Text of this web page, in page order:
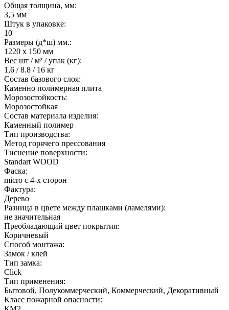
Общая толщина, мм:
3,5 мм
Штук в упаковке:
10
Размеры (д*ш) мм.:
1220 х 150 мм
Вес шт / м² / упак (кг):
1,6 / 8.8 / 16 кг
Состав базового слоя:
Каменно полимерная плита
Морозостойкость:
Морозостойкая
Состав материала изделия:
Каменный полимер
Тип производства:
Метод горячего прессования
Тиснение поверхности:
Standart WOOD
Фаска:
micro с 4-х сторон
Фактура:
Дерево
Разница в цвете между плашками (ламелями):
не значительная
Преобладающий цвет покрытия:
Коричневый
Способ монтажа:
Замок / клей
Тип замка:
Click
Тип применения:
Бытовой, Полукоммерческий, Коммерческий, Декоративный
Класс пожарной опасности: